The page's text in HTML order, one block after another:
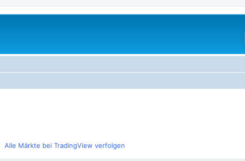
Alle Märkte bei TradingView verfolgen